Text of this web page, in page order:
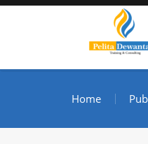
Skip
Pusat
Informasi
Home